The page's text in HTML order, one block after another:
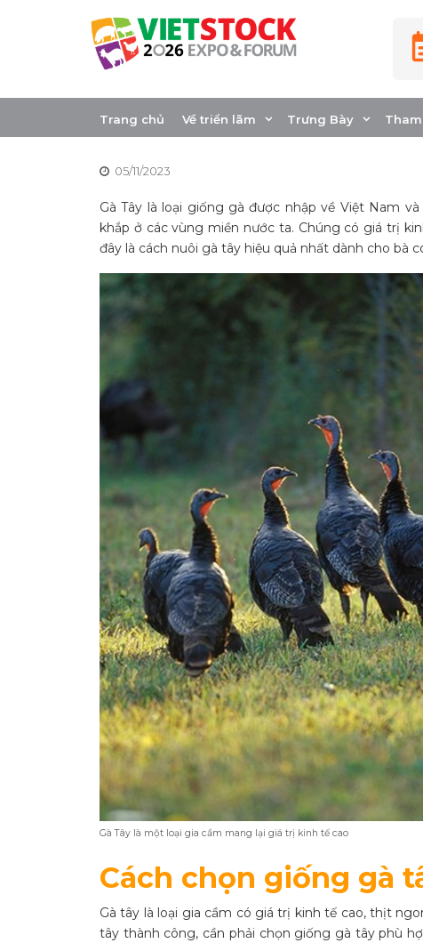
Trang chủ Về triển lãm Trưng Bày
Hướng dẫn chăn
mới bắt đầu
05/11/2023
Gà Tây là loại giống gà được nhập về Việt Nam
khắp ở các vùng miền nước ta. Chúng có giá trị
đây là cách nuôi gà tây hiệu quả nhất dành cho bà
Gà Tây là một loại gia cầm mang lại giá trị kinh tế cao
Cách chọn giống gà
Gà tây là loại gia cầm có giá trị kinh tế cao, thịt
tây thành công, cần phải chọn giống gà tây phù